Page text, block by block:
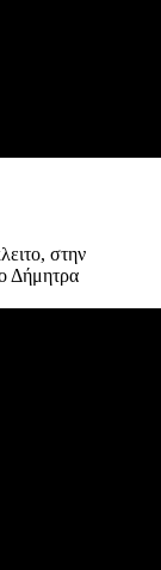
στην
Δήμητρα